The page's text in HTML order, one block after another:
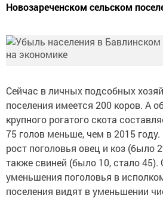
Новозареченском сельском
Сейчас в личных подсобных
поселения имеется 200 коров. А
крупного рогатого скота
75 голов меньше, чем в 2015
рост поголовья овец и коз (было
также свиней (было 10, стало
уменьшения поголовья в
поселения видят в уменьшении